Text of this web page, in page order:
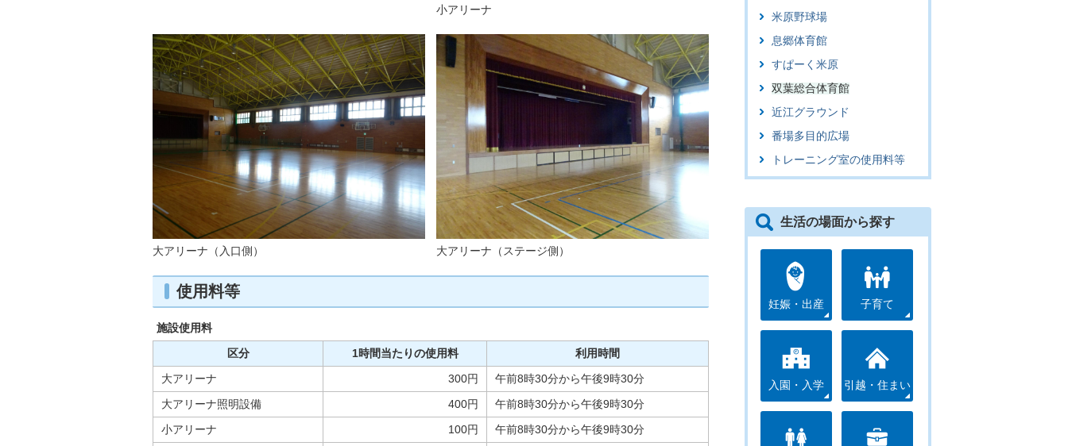
小アリーナ
大アリーナ（入口側） 大アリーナ（ステージ側）
使用料等
施設使用料
区分
1時間当たりの使用料
利用時間
大アリーナ
300円
午前8時30分から午後9時30分
大アリーナ照明設備
400円
午前8時30分から午後9時30分
小アリーナ
100円
午前8時30分から午後9時30分
米原野球場
息郷体育館
すぱーく米原
双葉総合体育館
近江グラウンド
番場多目的広場
トレーニング室の使用料等
生活の場面から探す
妊娠・出産 子育て
入園・入学 引越・住まい